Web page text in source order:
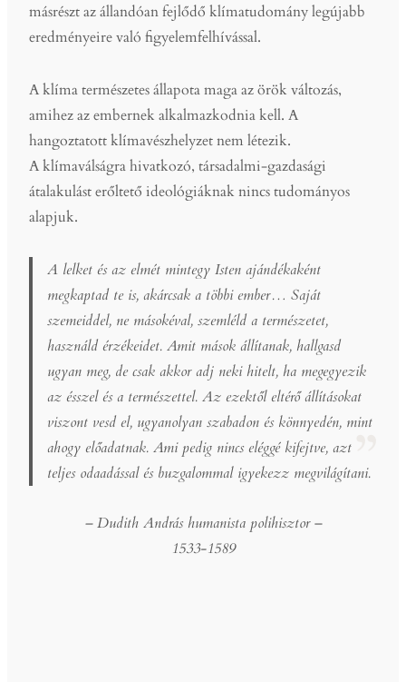
másrészt az állandóan fejlődő klímatudomány legújabb
eredményeire való figyelemfelhívással.
A klíma természetes állapota maga az örök változás,
amihez az embernek alkalmazkodnia kell. A
hangoztatott klímavészhelyzet nem létezik.
A klímaválságra hivatkozó, társadalmi-gazdasági
átalakulást erőltető ideológiáknak nincs tudományos
alapjuk.
A lelket és az elmét mintegy Isten ajándékaként
megkaptad te is, akárcsak a többi ember… Saját
szemeiddel, ne másokéval, szemléld a természetet,
használd érzékeidet. Amit mások állítanak, hallgasd
ugyan meg, de csak akkor adj neki hitelt, ha megegyezik
az ésszel és a természettel. Az ezektől eltérő állításokat
viszont vesd el, ugyanolyan szabadon és könnyedén, mint
ahogy előadatnak. Ami pedig nincs eléggé kifejtve, azt
teljes odaadással és buzgalommal igyekezz megvilágítani.
– Dudith András humanista polihisztor–
1533-1589